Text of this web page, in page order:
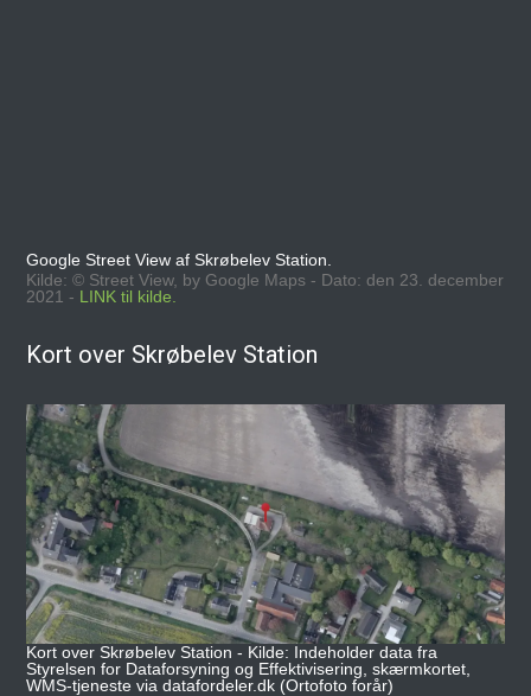
Google Street View af Skrøbelev Station.
Kilde: © Street View, by Google Maps - Dato: den 23. december
2021 - LINK til kilde.
Kort over Skrøbelev Station
Kort over Skrøbelev Station - Kilde: Indeholder data fra
Styrelsen for Dataforsyning og Effektivisering, skærmkortet,
WMS-tjeneste via datafordeler.dk (Ortofoto forår)